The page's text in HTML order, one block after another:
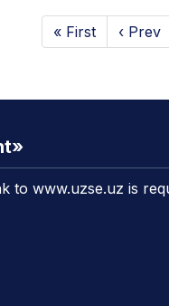
« First ‹ Prev
to www.uzse.uz is